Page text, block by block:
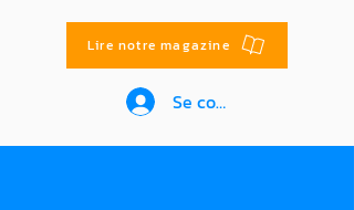
Lire notre magazine
Se connecter